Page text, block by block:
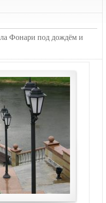
Фонари под дождём и